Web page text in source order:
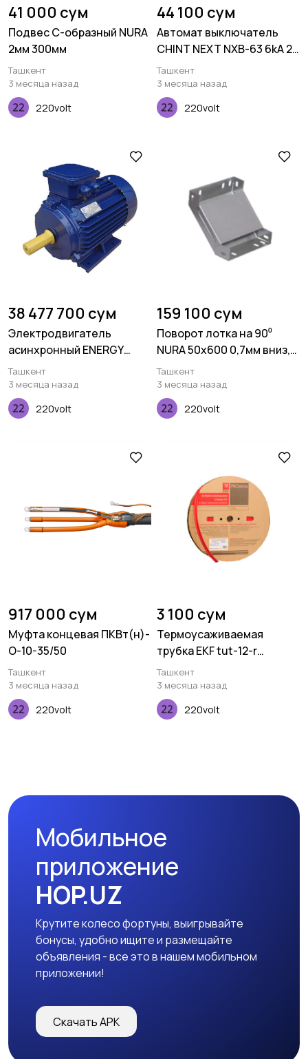
41 000 сум
Подвес С-образный NURA
2мм 300мм
Ташкент
3 месяца назад
220volt
44 100 сум
Автомат выключатель
CHINT NEXT NXB-63 6kA 2P
х-ка D 4A
Ташкент
3 месяца назад
220volt
38 477 700 сум
Электродвигатель
асинхронный ENERGY
MOTORS АИР280 M2
Ташкент
3 месяца назад
220volt
159 100 сум
Поворот лотка на 90⁰
NURA 50х600 0,7мм вниз,
вверх, оцинкованный
Ташкент
3 месяца назад
220volt
917 000 сум
Муфта концевая ПКВт(н)-
О-10-35/50
Ташкент
3 месяца назад
220volt
3 100 сум
Термоусаживаемая
трубка EKF tut-12-r
Красная
Ташкент
3 месяца назад
220volt
Мобильное
приложение
HOP.UZ
Крутите колесо фортуны, выигрывайте
бонусы, удобно ищите и размещайте
объявления - все это в нашем мобильном
приложении!
Скачать APK